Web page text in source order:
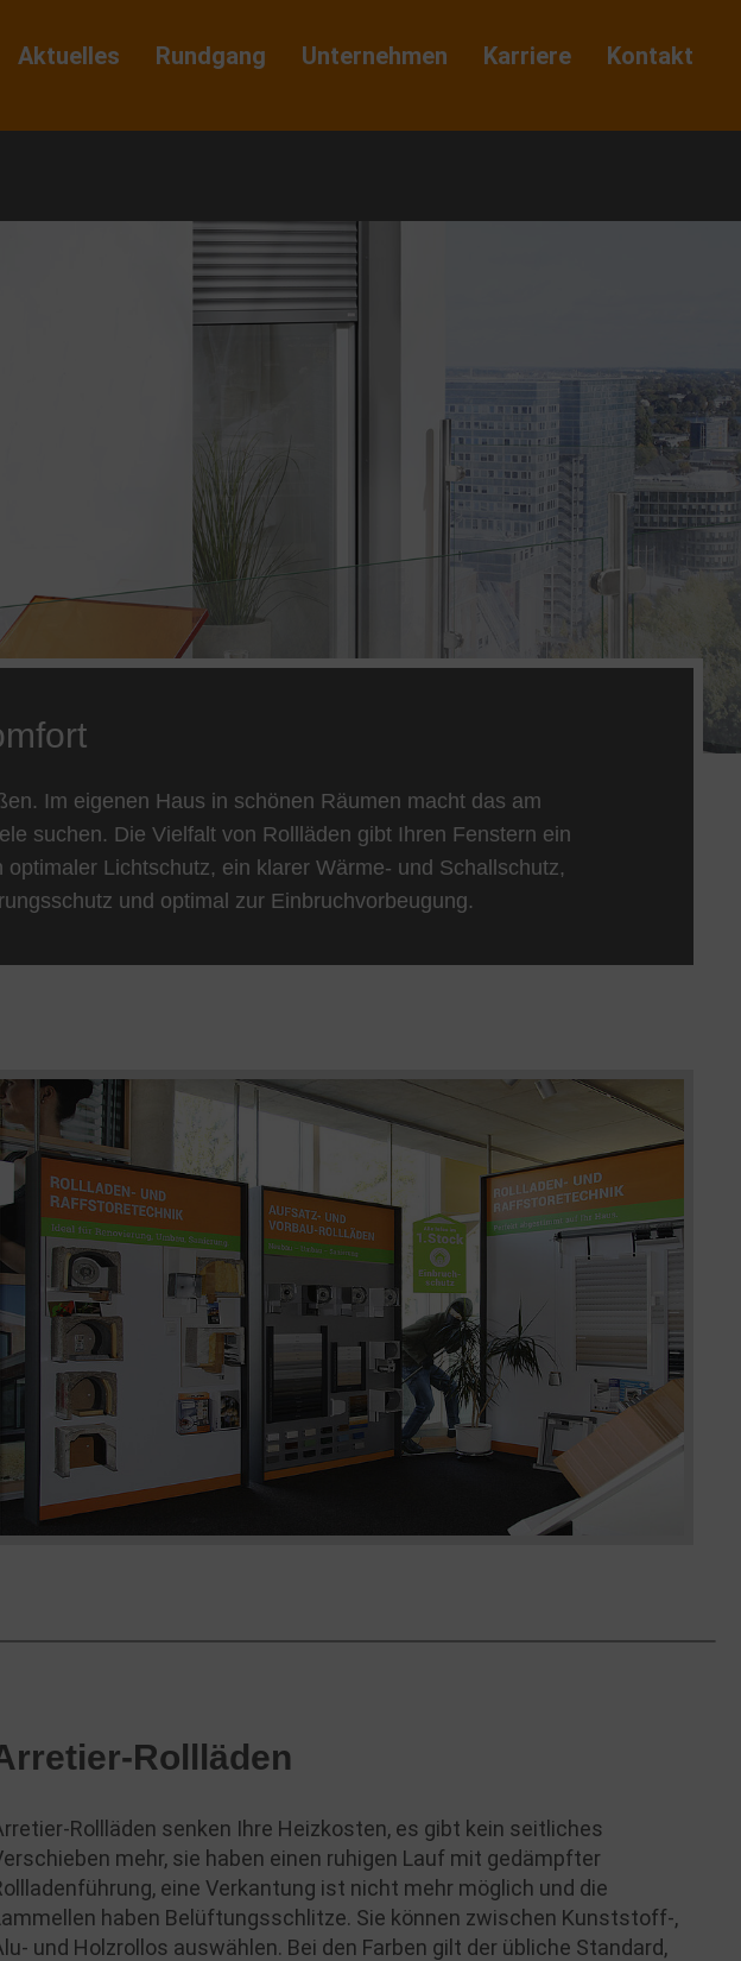
Aktuelles Rundgang Unternehmen Karriere Kontakt
Im eigenen Haus in schönen Räumen macht das am
suchen. Die Vielfalt von Rollläden gibt Ihren Fenstern ein
Lichtschutz, ein klarer Wärme- und Schallschutz,
und optimal zur Einbruchvorbeugung.
Rollläden
Rollläden senken Ihre Heizkosten, es gibt kein seitliches
mehr, sie haben einen ruhigen Lauf mit gedämpfter
eine Verkantung ist nicht mehr möglich und die
haben Belüftungsschlitze. Sie können zwischen Kunststoff-,
und Holzrollos auswählen. Bei den Farben gilt der übliche Standard,